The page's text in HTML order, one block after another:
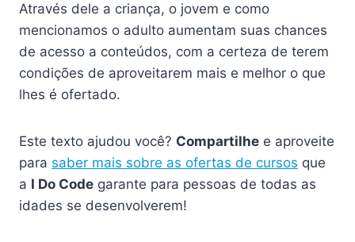
Através dele a criança, o jovem e como
mencionamos o adulto aumentam suas chances
de acesso a conteúdos, com a certeza de terem
condições de aproveitarem mais e melhor o que
lhes é ofertado.
Este texto ajudou você? Compartilhe e aproveite
para saber mais sobre as ofertas de cursos que
a I Do Code garante para pessoas de todas as
idades se desenvolverem!